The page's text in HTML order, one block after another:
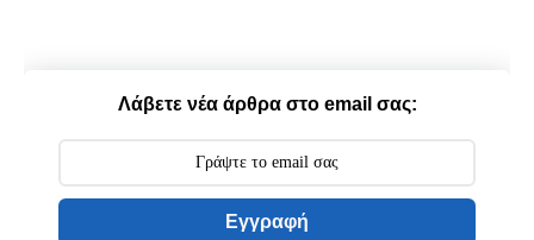
Λάβετε νέα άρθρα στο email σας:
Εγγραφή